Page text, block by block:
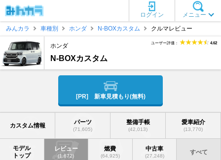
メニュー
ログイン
みんカラ
車種別 ホンダ N-BOXカスタム クルマレビュー
ホンダ
N-BOXカスタム
ユーザー評価： 4.62
[PR] 新車見積もり(無料)
カスタム情報 パーツ
(71,605)
整備手帳
(42,013)
愛車紹介
(13,770)
モデル
トップ
レビュー
(1,672)
燃費
(64,925)
中古車
(27,248)
すべて